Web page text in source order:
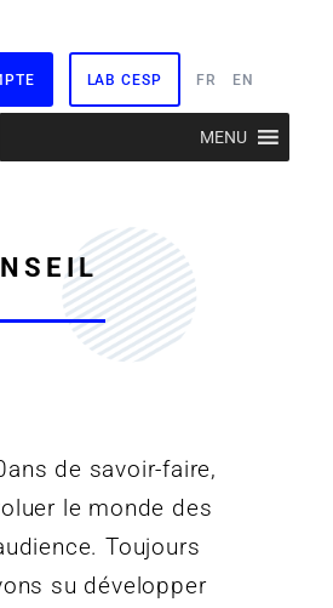
LAB CESP FR EN
MENU
de savoir-faire,
le monde des
Toujours
su développer